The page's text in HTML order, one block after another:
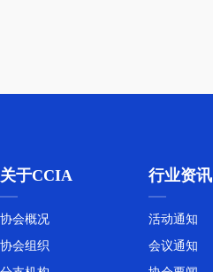
关于CCIA
协会概况
协会组织
行业资讯
活动通知
会议通知